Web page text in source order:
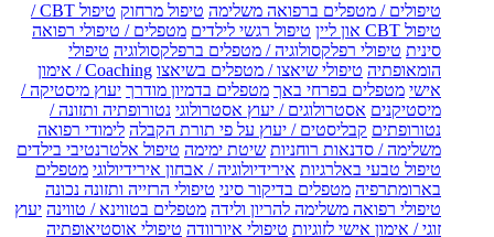
טיפולים / מטפלים ברפואה משלימה טיפול מרחוק
טיפול CBT /
טיפול CBT און ליין
טיפול רגשי לילדים מטפלים / טיפולי רפואה
סינית טיפולי רפלקסולוגיה / מטפלים ברפלקסולוגיה טיפולי
הומאופתיה טיפולי שיאצו / מטפלים בשיאצו
Coaching / אימון
אישי מטפלים בפרחי באך מטפלים בדמיון מודרך יעוץ מיסטיקה /
מיסטיקנים אסטרולוגים / יעוץ אסטרולוגי נטורופתיה ותזונה /
נטורופתים קבליסטים / יעוץ על פי תורת הקבלה לימודי רפואה
משלימה / סדנאות רוחניות שיטת ימימה טיפול אלטרנטיבי בילדים
טיפול טבעי באלרגיות אירידיולוגיה / אבחון אירידיולוגי מטפלים
בארומתרפיה מטפלים בדיקור סיני טיפולי הרזייה ותזונה נכונה
טיפולי רפואה משלימה להריון ולידה מטפלים בטווינא / טווינה יעוץ
זוגי / אימון אישי לזוגיות טיפולי איורוודה טיפולי אוסטיאופתיה